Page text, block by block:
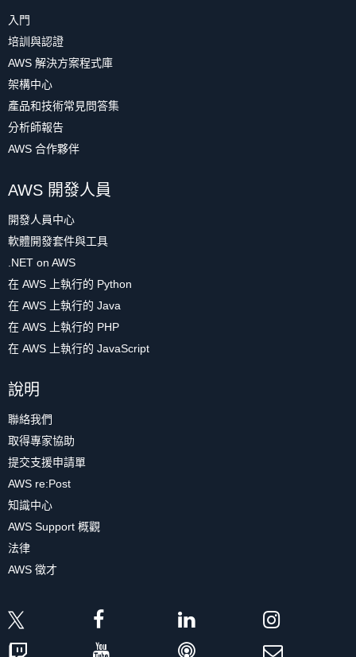
入門
培訓與認證
AWS 解決方案程式庫
架構中心
產品和技術常見問答集
分析師報告
AWS 合作夥伴
AWS 開發人員
開發人員中心
軟體開發套件與工具
.NET on AWS
在 AWS 上執行的 Python
在 AWS 上執行的 Java
在 AWS 上執行的 PHP
在 AWS 上執行的 JavaScript
說明
聯絡我們
取得專家協助
提交支援申請單
AWS re:Post
知識中心
AWS Support 概觀
法律
AWS 徵才